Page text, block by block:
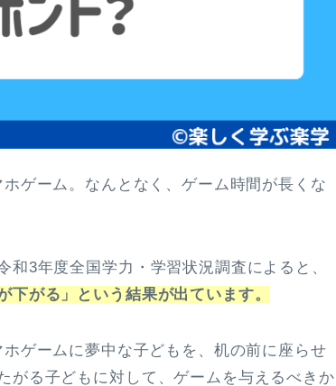
ゲーム。なんとなく、ゲーム時間が長くな
3年度全国学力・学習状況調査によると、
下がる」という結果が出ています。
ゲームに夢中な子どもを、机の前に座らせ
がる子どもに対して、ゲームを与えるべきか